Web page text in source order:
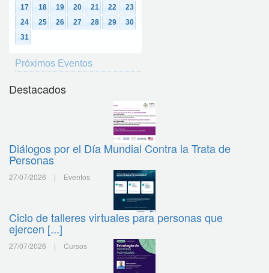
17
18 19 20 21 22
23
24
25 26 27 28 29
30
31
Próximos Eventos
Destacados
Diálogos por el Día Mundial Contra la Trata de
Personas
27/07/2026 | Eventos
Ciclo de talleres virtuales para personas que
ejercen [...]
27/07/2026 | Cursos